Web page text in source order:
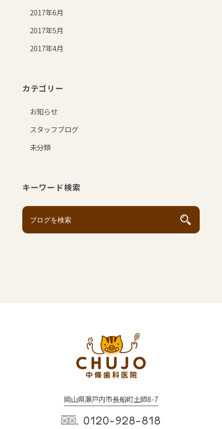
2017年6月
2017年5月
2017年4月
カテゴリー
お知らせ
スタッフブログ
未分類
キーワード検索
岡山県瀬戸内市長船町土師8-7
0120-928-818